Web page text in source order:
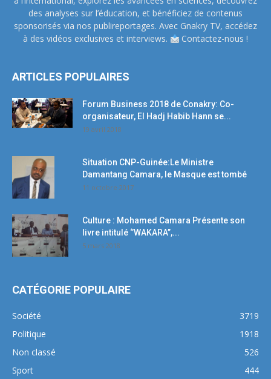
des analyses sur l’éducation, et bénéficiez de contenus
sponsorisés via nos publireportages. Avec Gnakry TV, accédez
à des vidéos exclusives et interviews.
Contactez-nous !
ARTICLES POPULAIRES
Forum Business 2018 de Conakry: Co-
organisateur, El Hadj Habib Hann se...
19 avril 2018
Situation CNP-Guinée:Le Ministre
Damantang Camara, le Masque est tombé
11 octobre 2017
Culture : Mohamed Camara Présente son
livre intitulé ‘’WAKARA’’,...
5 mars 2018
CATÉGORIE POPULAIRE
Société
3719
Politique
1918
Non classé
526
Sport
444